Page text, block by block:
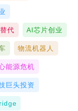
代 AI芯片创业
物流机器人
能源危机
巨头投资